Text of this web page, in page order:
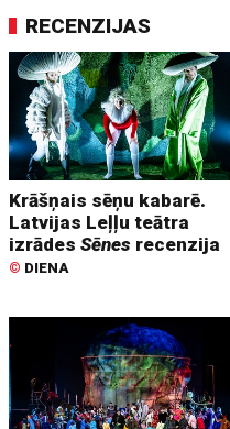
RECENZIJAS
Krāšņais sēņu kabarē.
Latvijas Leļļu teātra
izrādesSēnes recenzija
© DIENA